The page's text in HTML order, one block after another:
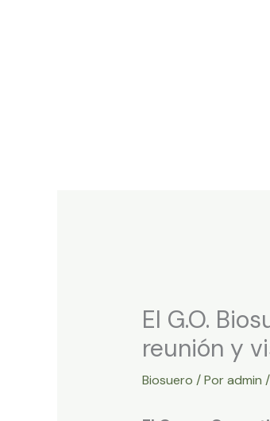
El G.O.
reunión y
Biosuero / Poradmin /